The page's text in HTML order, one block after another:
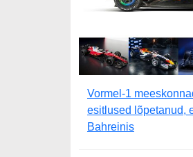
Vormel-1
esitlused lõpetanud,
Bahreinis